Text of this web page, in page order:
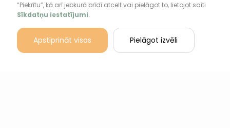
“Piekrītu”, kā arī jebkurā brīdī atcelt vai pielāgot to, lietojot saiti
Sīkdatņu iestatījumi.
Apstiprināt visas Pielāgot izvēli